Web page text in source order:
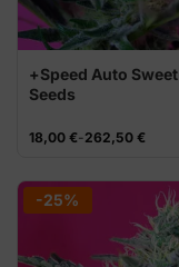
+Speed Auto Sweet
Seeds
18,00 €-262,50 €
Rango
18,00 €
hasta
262,50 €
-25%